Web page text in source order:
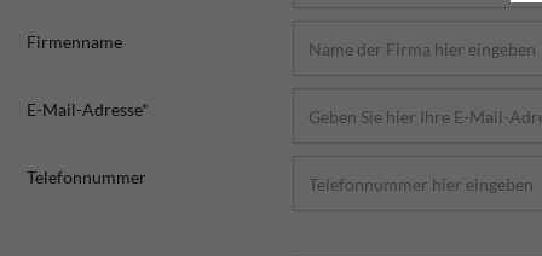
Firmenname
E-Mail-Adresse*
Telefonnummer